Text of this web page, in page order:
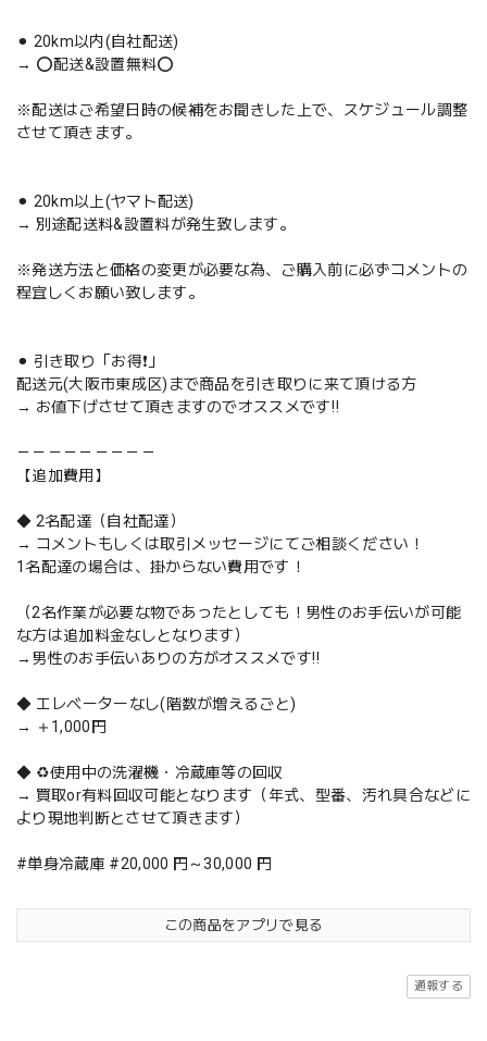
⚫︎ 20km以内(自社配送)
→ ⭕️配送&設置無料⭕️
※配送はご希望日時の候補をお聞きした上で、スケジュール調整
させて頂きます。
⚫︎ 20km以上(ヤマト配送)
→ 別途配送料&設置料が発生致します。
※発送方法と価格の変更が必要な為、ご購入前に必ずコメントの
程宜しくお願い致します。
⚫︎ 引き取り「お得❗️」
配送元(大阪市東成区)まで商品を引き取りに来て頂ける方
→ お値下げさせて頂きますのでオススメです‼️
－－－－－－－－－
【追加費用】
◆ 2名配達（自社配達）
→ コメントもしくは取引メッセージにてご相談ください！
1名配達の場合は、掛からない費用です！
（2名作業が必要な物であったとしても！男性のお手伝いが可能
な方は追加料金なしとなります）
→男性のお手伝いありの方がオススメです‼️
◆ エレベーターなし(階数が増えるごと)
→ ＋1,000円
◆ ♻️使用中の洗濯機・冷蔵庫等の回収
→ 買取or有料回収可能となります（年式、型番、汚れ具合などに
より現地判断とさせて頂きます）
#単身冷蔵庫 #20,000 円～30,000 円
この商品をアプリで見る
通報する